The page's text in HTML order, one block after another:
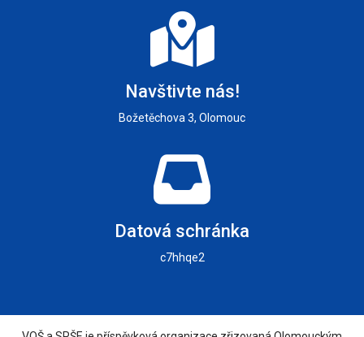
Navštivte nás!
Božetěchova 3, Olomouc
Datová schránka
c7hhqe2